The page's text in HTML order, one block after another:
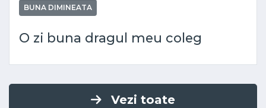
BUNA DIMINEATA
O zi buna dragul meu coleg
Vezi toate